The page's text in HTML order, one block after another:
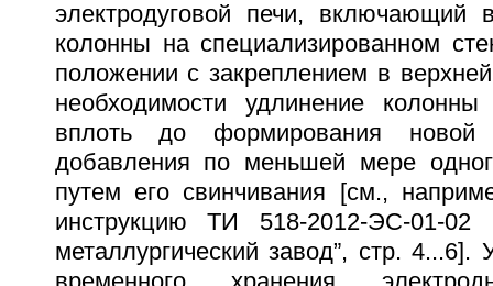
электродуговой печи, включающий
колонны на специализированном
положении с закреплением в
необходимости удлинение
вплоть до формирования
добавления по меньшей мере
путем его свинчивания [см.,
инструкцию ТИ 518-2012-ЭС-01-
металлургический завод”, стр.